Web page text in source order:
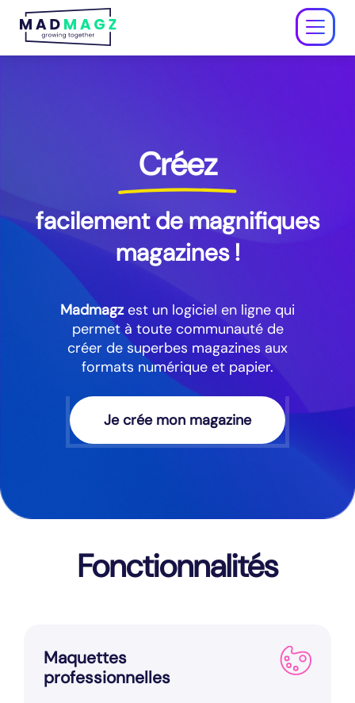
S'inscrire gratuitement
Se connecter
Créez
facilement de magnifiques
magazines !
Madmagzest un logiciel en ligne qui
permet à toute communauté de
créer de superbes magazines aux
formats numérique et papier.
Je crée mon magazine
Fonctionnalités
Maquettes
professionnelles